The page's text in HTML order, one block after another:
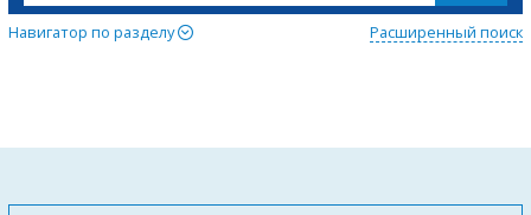
Навигатор по разделу Расширенный поиск